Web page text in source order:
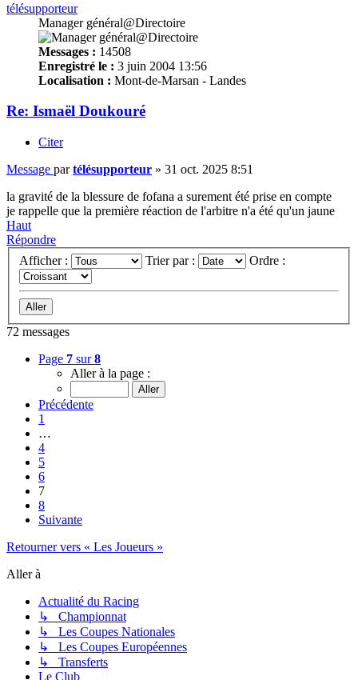
télésupporteur
Manager général@Directoire
Messages : 14508
Enregistré le : 3 juin 2004 13:56
Localisation : Mont-de-Marsan - Landes
Re: Ismaël Doukouré
Citer
Message partélésupporteur » 31 oct. 2025 8:51
la gravité de la blessure de fofana a surement été prise en compte
je rappelle que la première réaction de l'arbitre n'a été qu'un jaune
Haut
Répondre
Afficher :
Trier par : Ordre :
72 messages
Page 7 sur8
Aller à la page :
Précédente
1
…
4
5
6
7
8
Suivante
Retourner vers « Les Joueurs »
Aller à
Actualité du Racing
↳ Championnat
↳ Les Coupes Nationales
↳ Les Coupes Européennes
↳ Transferts
Le Club